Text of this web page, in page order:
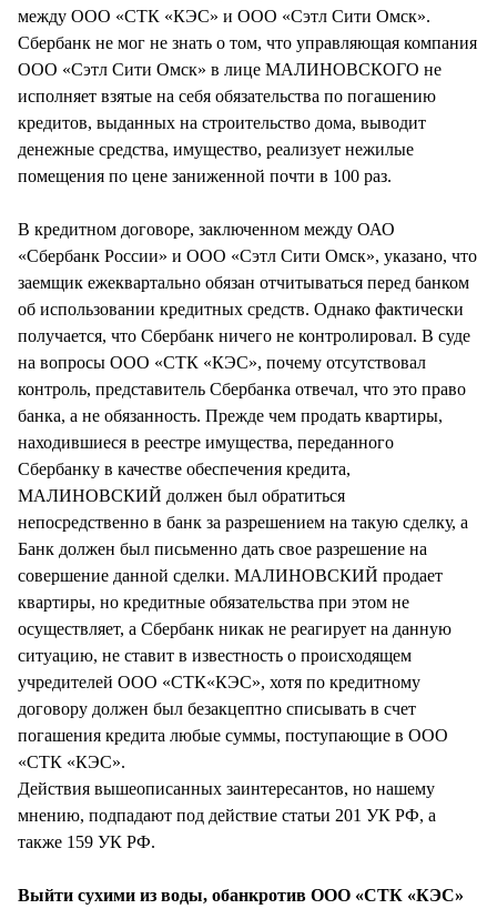
между ООО «СТК «КЭС» и ООО «Сэтл Сити Омск».
Сбербанк не мог не знать о том, что управляющая компания
ООО «Сэтл Сити Омск» в лице МАЛИНОВСКОГО не
исполняет взятые на себя обязательства по погашению
кредитов, выданных на строительство дома, выводит
денежные средства, имущество, реализует нежилые
помещения по цене заниженной почти в 100 раз.
В кредитном договоре, заключенном между ОАО
«Сбербанк России» и ООО «Сэтл Сити Омск», указано, что
заемщик ежеквартально обязан отчитываться перед банком
об использовании кредитных средств. Однако фактически
получается, что Сбербанк ничего не контролировал. В суде
на вопросы ООО «СТК «КЭС», почему отсутствовал
контроль, представитель Сбербанка отвечал, что это право
банка, а не обязанность. Прежде чем продать квартиры,
находившиеся в реестре имущества, переданного
Сбербанку в качестве обеспечения кредита,
МАЛИНОВСКИЙ должен был обратиться
непосредственно в банк за разрешением на такую сделку, а
Банк должен был письменно дать свое разрешение на
совершение данной сделки. МАЛИНОВСКИЙ продает
квартиры, но кредитные обязательства при этом не
осуществляет, а Сбербанк никак не реагирует на данную
ситуацию, не ставит в известность о происходящем
учредителей ООО «СТК«КЭС», хотя по кредитному
договору должен был безакцептно списывать в счет
погашения кредита любые суммы, поступающие в ООО
«СТК «КЭС».
Действия вышеописанных заинтересантов, но нашему
мнению, подпадают под действие статьи 201 УК РФ, а
также 159 УК РФ.
Выйти сухими из воды, обанкротив ООО «СТК «КЭС»